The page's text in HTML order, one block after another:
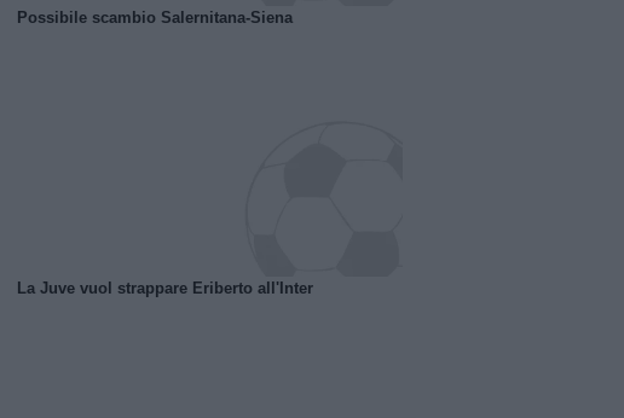
Possibile scambio Salernitana-Siena
La Juve vuol strappare Eriberto all'Inter